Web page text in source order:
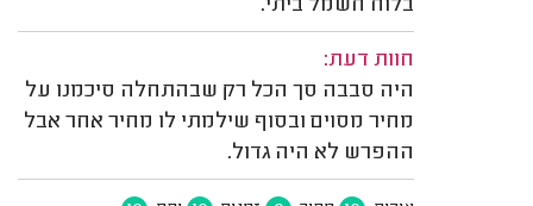
בלוח חשמל ביתי.
חוות דעת:
היה סבבה סך הכל רק שבהתחלה סיכמנו על
מחיר מסוים ובסוף שילמתי לו מחיר אחר אבל
ההפרש לא היה גדול.